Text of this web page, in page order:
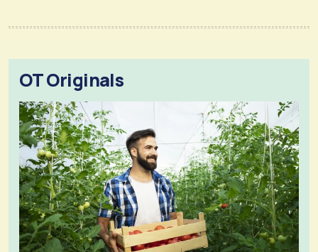
OT Originals